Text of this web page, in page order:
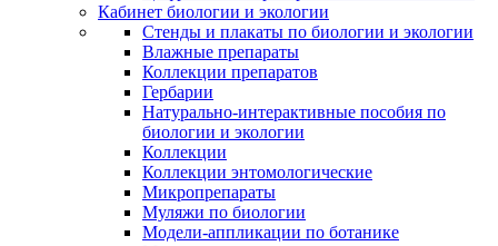
Кабинет биологии и экологии
Стенды и плакаты по биологии и экологии
Влажные препараты
Коллекции препаратов
Гербарии
Натурально-интерактивные пособия по
биологии и экологии
Коллекции
Коллекции энтомологические
Микропрепараты
Муляжи по биологии
Модели-аппликации по ботанике